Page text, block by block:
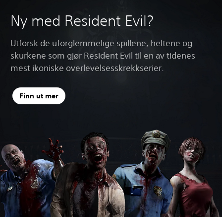
Ny med Resident Evil?
Utforsk de uforglemmelige spillene, heltene og
skurkene som gjør Resident Evil til en av tidenes
mest ikoniske overlevelsesskrekkserier.
Finn ut mer